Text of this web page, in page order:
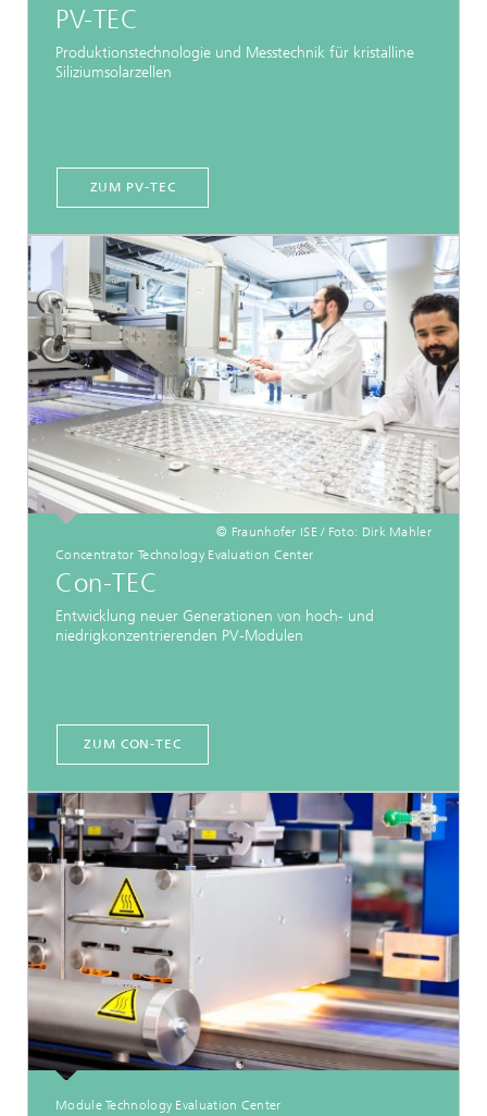
PV-TEC
Produktionstechnologie und Messtechnik für kristalline
Siliziumsolarzellen
ZUM PV-TEC
© Fraunhofer ISE / Foto: Dirk Mahler
Concentrator Technology Evaluation Center
Con-TEC
Entwicklung neuer Generationen von hoch- und
niedrigkonzentrierenden PV-Modulen
ZUM CON-TEC
Module Technology Evaluation Center